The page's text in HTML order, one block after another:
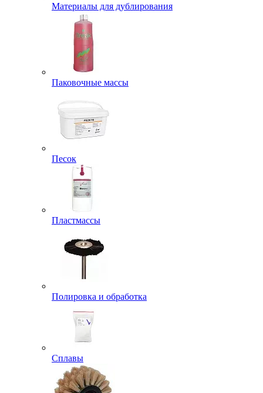
Материалы для дублирования
Паковочные массы
Песок
Пластмассы
Полировка и обработка
Сплавы